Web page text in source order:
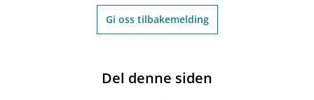
Gi oss tilbakemelding
Del denne siden